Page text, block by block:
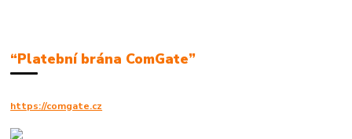
“Platební brána ComGate”
https://comgate.cz